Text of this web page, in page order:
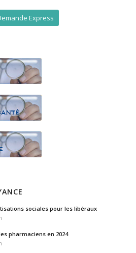
Express
sociales pour les libéraux
pharmaciens en 2024